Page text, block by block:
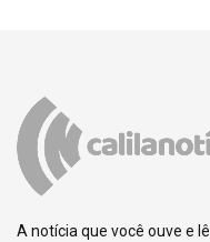
A notícia que você ouve e lê.